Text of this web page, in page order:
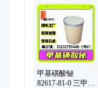
酮、氢醌酯、卡必
镉、磷酸铝、银墨
剂、羟乙基、乙硫
甲基磺酸铋
82617-81-0 三甲磺